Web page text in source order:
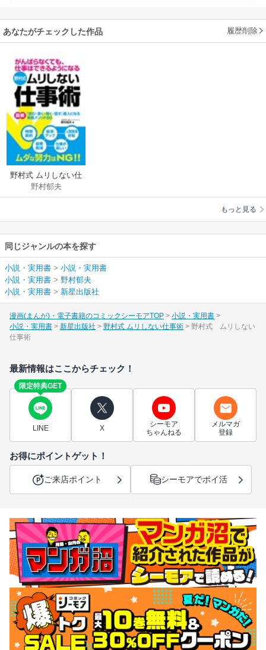
あなたがチェックした作品 履歴削除
野村式 ムリしない仕
事術
野村郁夫
もっと見る
同じジャンルの本を探す
小説・実用書 > 小説・実用書
小説・実用書 > 野村郁夫
小説・実用書 > 新星出版社
漫画(まんが)・電子書籍のコミックシーモアTOP
小説・実用書
小説・実用書
新星出版社 野村式 ムリしない仕事術
野村式 ムリしない
仕事術
最新情報はここからチェック！
限定特典GET
LINE X
シーモア
ちゃんねる
メルマガ
登録
お得にポイントゲット！
ご来店ポイント シーモアでポイ活